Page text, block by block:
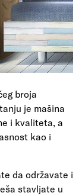
broja
je mašina
i kvaliteta, a
kao i
da održavate i
stavljate u